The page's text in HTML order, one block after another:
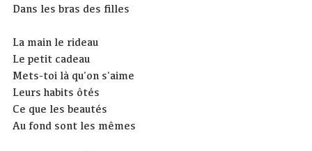
Dans les bras des filles
La main le rideau
Le petit cadeau
Mets-toi là qu'on s'aime
Leurs habits ôtés
Ce que les beautés
Au fond sont les mêmes